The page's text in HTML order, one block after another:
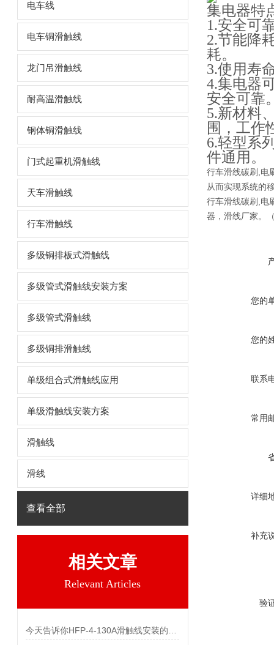
电车线
电车铜滑触线
龙门吊滑触线
耐高温滑触线
钢体铜滑触线
门式起重机滑触线
天车滑触线
行车滑触线
多级铜排板式滑触线
多级管式滑触线安装方案
多级管式滑触线
多级铜排滑触线
单级组合式滑触线应用
单级滑触线安装方案
滑触线
滑线
查看全部
相关文章
Relevant Articles
集电器特
1.安全可
2.节能降
耗。
3.使用寿
4.集电器
安全可靠
5.新材料
围，工作
6.轻型系
件通用。
行车滑线碳刷,电
从而实现系统的
行车滑线碳刷,电
器，滑线厂家。
您的
您的
联系
常用
详细
补充
验